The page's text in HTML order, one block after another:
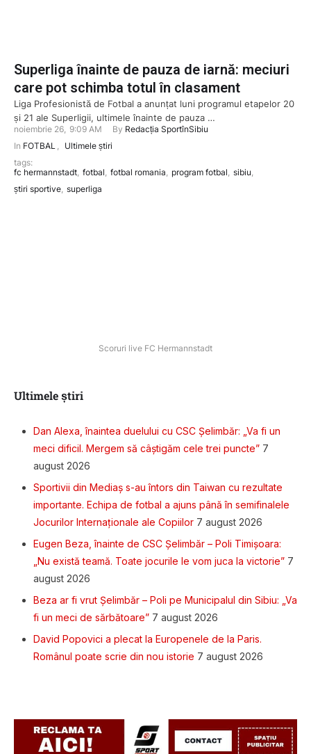
Superliga înainte de pauza de iarnă: meciuri
care pot schimba totul în clasament
Liga Profesionistă de Fotbal a anunțat luni programul etapelor 20
și 21 ale Superligii, ultimele înainte de pauza …
noiembrie 26, 9:09 AM By Redacția SportînSibiu
In FOTBAL , Ultimele știri
tags:
fc hermannstadt, fotbal, fotbal romania, program fotbal, sibiu,
știri sportive, superliga
Scoruri live FC Hermannstadt
Ultimele știri
Dan Alexa, înaintea duelului cu CSC Șelimbăr: „Va fi un
meci dificil. Mergem să câștigăm cele trei puncte” 7
august 2026
Sportivii din Mediaș s-au întors din Taiwan cu rezultate
importante. Echipa de fotbal a ajuns până în semifinalele
Jocurilor Internaționale ale Copiilor 7 august 2026
Eugen Beza, înainte de CSC Șelimbăr – Poli Timișoara:
„Nu există teamă. Toate jocurile le vom juca la victorie” 7
august 2026
Beza ar fi vrut Șelimbăr – Poli pe Municipalul din Sibiu: „Va
fi un meci de sărbătoare” 7 august 2026
David Popovici a plecat la Europenele de la Paris.
Românul poate scrie din nou istorie 7 august 2026